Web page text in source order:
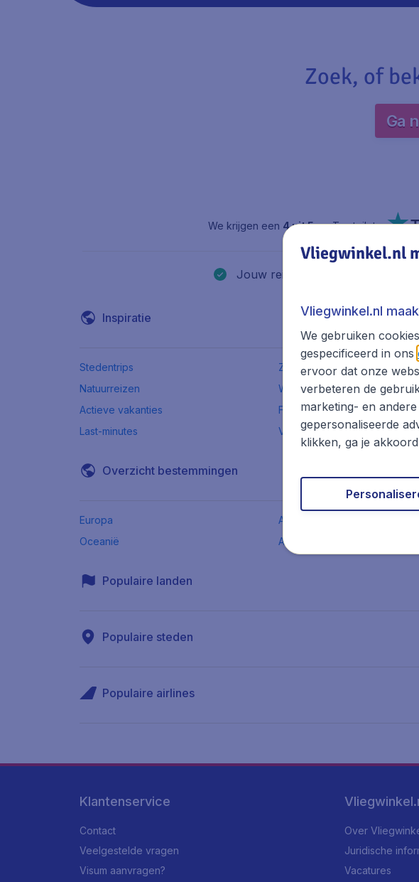
Zoek, of
Ga
We krijgen een 4 uit 5op Trustpilot
Jouw reisagent sinds 1989
Inspiratie
Stedentrips Zonvakanties
Natuurreizen
Wintersport
Actieve vakanties
Familievakanties
Last-minutes
Vroegboekvoordeel
Overzicht bestemmingen
Europa Afrika
Oceanië
Azië
Populaire landen
Populaire steden
Populaire airlines
Klantenservice
Contact
Veelgestelde vragen
Visum aanvragen?
Over
Juridische
Vacatures
Vliegwinkel.nl
Vliegwinkel.nl
We gebruiken
gespecificeerd in ons
ervoor dat onze
verbeteren de
marketing- en
gepersonaliseerde
klikken, ga je